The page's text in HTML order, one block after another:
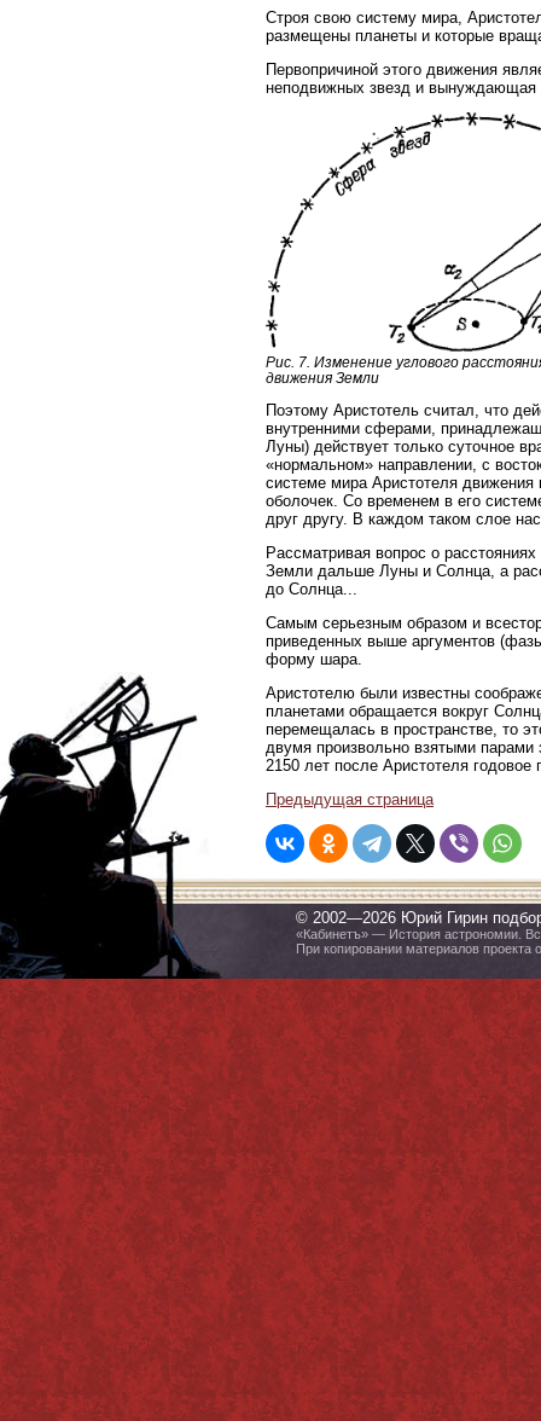
Строя свою систему мира,
размещены планеты и которые
Первопричиной этого движения
неподвижных звезд и вынуждающая
Рис. 7. Изменение углового
движения Земли
Поэтому Аристотель считал, что
внутренними сферами,
Луны) действует только суточное
«нормальном» направлении, с
системе мира Аристотеля
оболочек. Со временем в его
друг другу. В каждом таком слое
Рассматривая вопрос о
Земли дальше Луны и Солнца, а
до Солнца...
Самым серьезным образом и
приведенных выше аргументов
форму шара.
Аристотелю были известны
планетами обращается вокруг
перемещалась в пространстве, то
двумя произвольно взятыми парами
2150 лет после Аристотеля
Предыдущая страница
© 2002—2026 Юрий Гирин
«Кабинетъ» — История астрономии.
При копировании материалов проекта